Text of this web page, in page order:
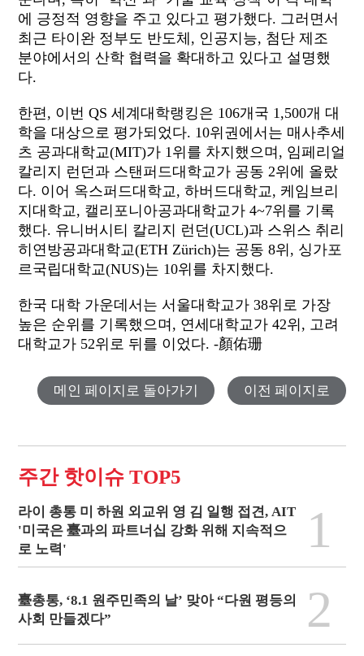
에 긍정적 영향을 주고 있다고 평가했다. 그러면서
최근 타이완 정부도 반도체, 인공지능, 첨단 제조
분야에서의 산학 협력을 확대하고 있다고 설명했
다.
한편, 이번 QS 세계대학랭킹은 106개국 1,500개 대
학을 대상으로 평가되었다. 10위권에서는 매사추세
츠 공과대학교(MIT)가 1위를 차지했으며, 임페리얼
칼리지 런던과 스탠퍼드대학교가 공동 2위에 올랐
다. 이어 옥스퍼드대학교, 하버드대학교, 케임브리
지대학교, 캘리포니아공과대학교가 4~7위를 기록
했다. 유니버시티 칼리지 런던(UCL)과 스위스 취리
히연방공과대학교(ETH Zürich)는 공동 8위, 싱가포
르국립대학교(NUS)는 10위를 차지했다.
한국 대학 가운데서는 서울대학교가 38위로 가장
높은 순위를 기록했으며, 연세대학교가 42위, 고려
대학교가 52위로 뒤를 이었다. -顏佑珊
메인 페이지로 돌아가기 이전 페이지로
주간 핫이슈 TOP5
라이 총통 미 하원 외교위 영 김 일행 접견, AIT
'미국은 臺과의 파트너십 강화 위해 지속적으
로 노력'
1
臺총통, ‘8.1 원주민족의 날’ 맞아 “다원 평등의
사회 만들겠다”
2